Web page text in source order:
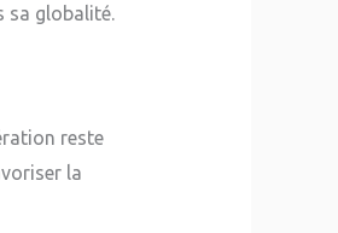
sa globalité.
reste
la